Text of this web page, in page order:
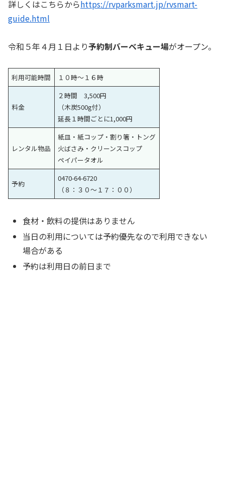
詳しくはこちらからhttps://rvparksmart.jp/rvsmart-
guide.html
令和５年４月１日より予約制バーベキュー場がオープン。
利用可能時間 １０時〜１６時
料金
２時間 3,500円
（木炭500g付）
延長１時間ごとに1,000円
レンタル物品
紙皿・紙コップ・割り箸・トング
火ばさみ・クリーンスコップ
ペイパータオル
予約
0470-64-6720
（８：３０〜１７：００）
食材・飲料の提供はありません
当日の利用については予約優先なので利用できない
場合がある
予約は利用日の前日まで